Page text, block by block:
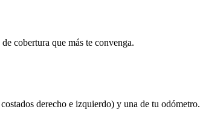
cobertura que más te convenga.
derecho e izquierdo) y una de tu odómetro.